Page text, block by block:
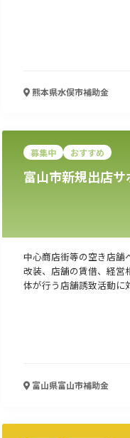
熊本県水俣市補助金
募集中 おすすめ
富山市新規出店
中心商店街等の空き店舗
改装、店舗の賃借、経営
体が行う店舗誘致活動に
富山県富山市補助金